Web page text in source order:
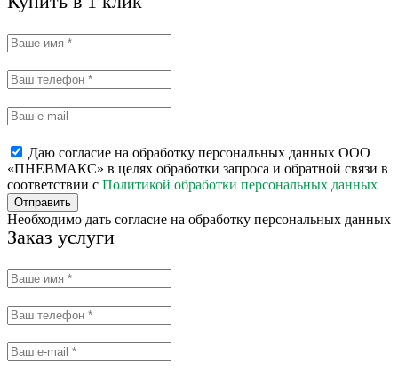
Даю согласие на обработку персональных данных ООО
«ПНЕВМАКС» в целях обработки запроса и обратной связи в
соответствии с Политикой обработки персональных данных
Отправить
Необходимо дать согласие на обработку персональных данных
Заказ услуги